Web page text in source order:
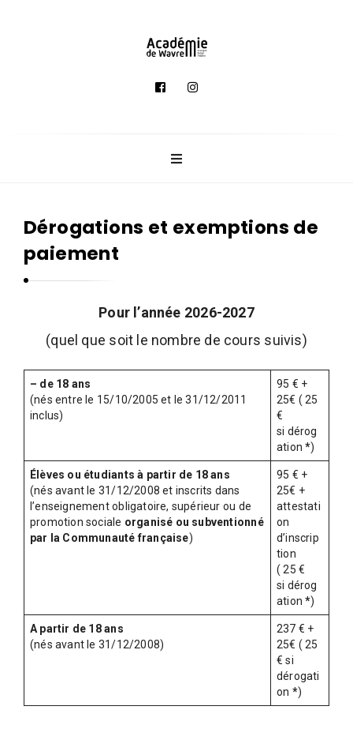
e
d
e
M
q
D
A
d
Dérogations et exemptions de
paiement
Pour l’année 2026-2027
(quel que soit le nombre de cours suivis)
– de 18 ans
(nés entre le 15/10/2005 et le 31/12/2011
inclus)
95 € +
25€ ( 25
€
si dérog
ation *)
Élèves ou étudiants à partir de 18 ans
(nés avant le 31/12/2008 et inscrits dans
l’enseignement obligatoire, supérieur ou de
promotion sociale organisé ou subventionné
par la Communauté française)
95 € +
25€ +
attestati
on
d’inscrip
tion
( 25 €
si dérog
ation *)
A partir de 18 ans
(nés avant le 31/12/2008)
237 € +
25€ ( 25
€ si
dérogati
on *)